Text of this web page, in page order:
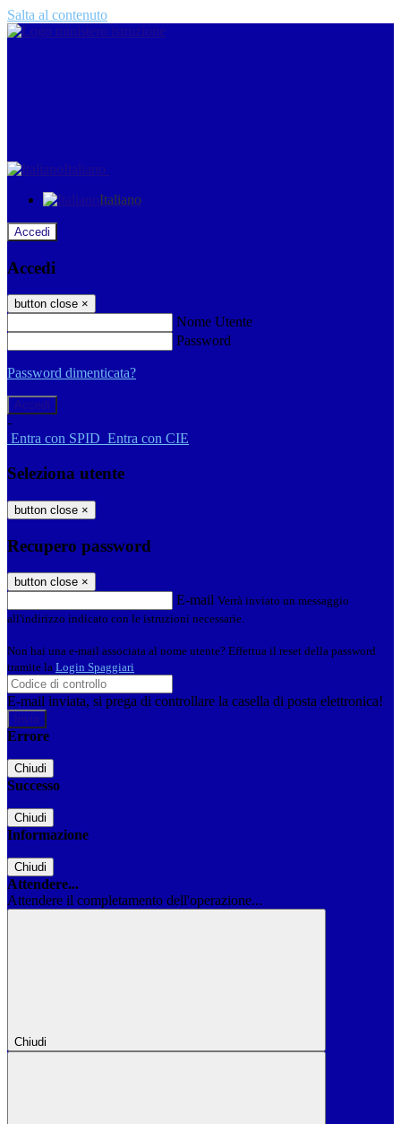
Salta al contenuto
Italiano
Italiano
Accedi
Accedi
button close ×
Nome Utente
Password
Password dimenticata?
-
Entra con SPID Entra con CIE
Seleziona utente
button close ×
Recupero password
button close ×
E-mail Verrà inviato un messaggio
all'indirizzo indicato con le istruzioni necessarie.
Non hai una e-mail associata al nome utente? Effettua il reset della password
tramite la Login Spaggiari
E-mail inviata, si prega di controllare la casella di posta elettronica!
Errore
Chiudi
Successo
Chiudi
Informazione
Chiudi
Attendere...
Attendere il completamento dell'operazione...
Chiudi